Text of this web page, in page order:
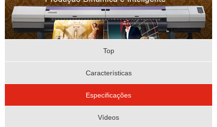
Top
Características
Especificações
Vídeos